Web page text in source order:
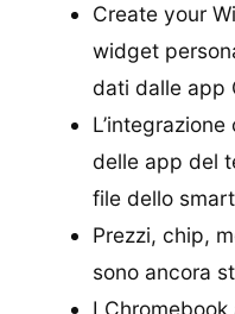
Create your
widget
dati dalle app
delle app del
file dello
Prezzi, chip,
sono ancora
I